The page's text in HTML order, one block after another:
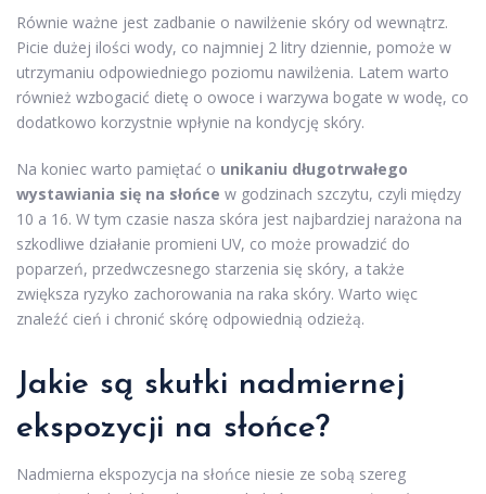
Równie ważne jest zadbanie o nawilżenie skóry od wewnątrz.
Picie dużej ilości wody, co najmniej 2 litry dziennie, pomoże w
utrzymaniu odpowiedniego poziomu nawilżenia. Latem warto
również wzbogacić dietę o owoce i warzywa bogate w wodę, co
dodatkowo korzystnie wpłynie na kondycję skóry.
Na koniec warto pamiętać o unikaniu długotrwałego
wystawiania się na słońce w godzinach szczytu, czyli między
10 a 16. W tym czasie nasza skóra jest najbardziej narażona na
szkodliwe działanie promieni UV, co może prowadzić do
poparzeń, przedwczesnego starzenia się skóry, a także
zwiększa ryzyko zachorowania na raka skóry. Warto więc
znaleźć cień i chronić skórę odpowiednią odzieżą.
Jakie są skutki nadmiernej
ekspozycji na słońce?
Nadmierna ekspozycja na słońce niesie ze sobą szereg